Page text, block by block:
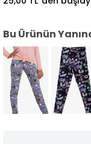
Bu Ürünün